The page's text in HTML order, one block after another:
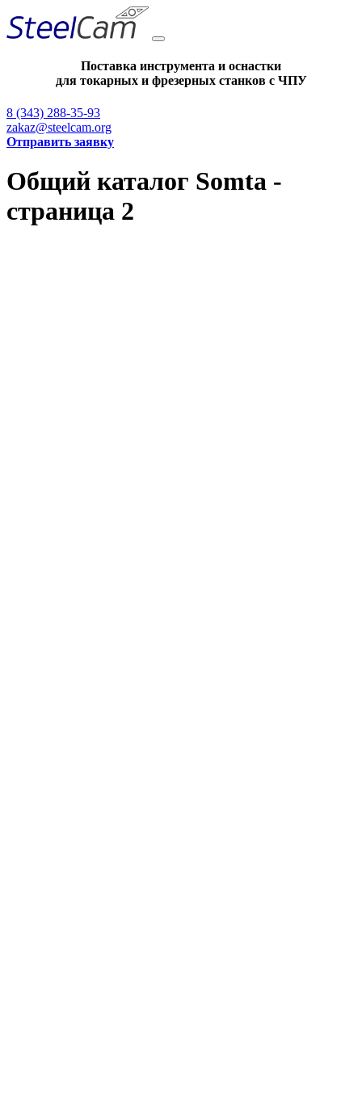
Поставка инструмента и оснастки
для токарных и фрезерных станков с ЧПУ
8 (343) 288-35-93
zakaz@steelcam.org
Отправить заявку
Общий каталог Somta -
страница 2